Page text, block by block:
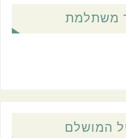
משתלמת
המושלם